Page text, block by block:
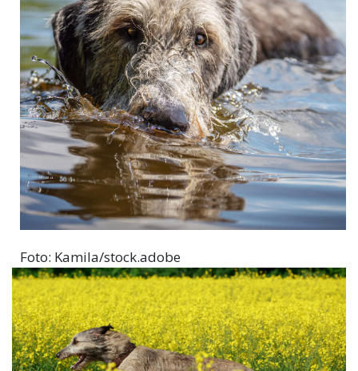
Foto: Kamila/stock.adobe